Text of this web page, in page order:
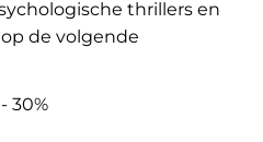
thrillers en
de volgende
30%